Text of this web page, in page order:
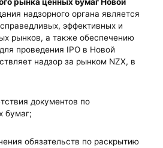
надзорного органа является
эффективных и
рынков, а также обеспечению
проведения IPO в Новой
надзор за рынком NZX, в
документов по
бумаг;
обязательств по раскрытию